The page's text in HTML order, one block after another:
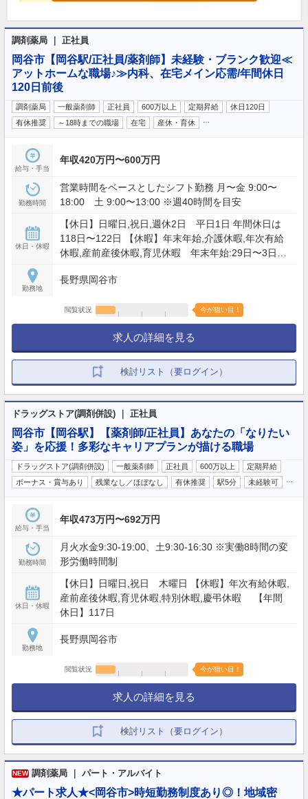
調剤薬局 ｜ 正社員
岡谷市【岡谷駅/正社員/薬剤師】未経験・ブランク歓迎≪
アットホームな職場♪≫内科、在宅メイン応需/年間休日
120日前後
調剤薬局 一般薬剤師 正社員 600万以上 定期昇給
休日120日
有休推奨
～18時までの職場 在宅 産休・育休
給与・手当
年収420万円〜600万円
勤務時間
営業時間をベースとしたシフト勤務 月〜金 9:00〜
18:00 土 9:00〜13:00 ※週40時間を目安
休日・休暇
【休日】日曜日,祝日,週休2日 平日1日 年間休日は
118日〜122日 【休暇】年末年始,介護休暇,年次有給
休暇,産前産後休暇,育児休暇 年末年始:29日〜3日
勤務地
長野県岡谷市
閲覧状況 今が狙い目！
求人の詳細を見る
検討リスト（要ログイン）
ドラッグストア(調剤併設) ｜ 正社員
岡谷市【岡谷駅】【薬剤師/正社員】あなたの「なりたい
姿」を応援！多彩なキャリアプランが描ける職場
ドラッグストア(調剤併設) 一般薬剤師 正社員 600万以上
定期昇給
ボーナス・賞与あり
残業なし／ほぼなし 有休推奨 駅5分 未経験可
給与・手当
年収473万円〜692万円
勤務時間
月火水金9:30-19:00、土9:30-16:30 ※実働8時間の変
形労働時間制
休日・休暇
【休日】日曜日,祝日 木曜日 【休暇】年次有給休暇,
産前産後休暇,育児休暇,特別休暇,慶弔休暇 【年間
休日】117日
勤務地
長野県岡谷市
閲覧状況 今が狙い目！
求人の詳細を見る
検討リスト（要ログイン）
NEW 調剤薬局 ｜ パート・アルバイト
★パート求人★<岡谷市>時短勤務制度あり◎！地域密